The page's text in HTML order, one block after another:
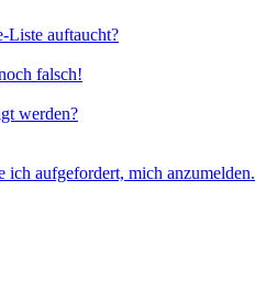
Liste auftaucht?
falsch!
werden?
aufgefordert, mich anzumelden.